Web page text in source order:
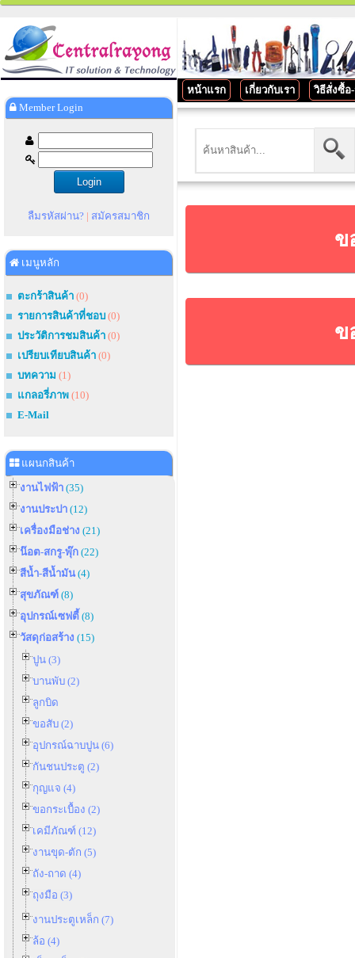
Member Login
ลืมรหัสผ่าน? | สมัครสมาชิก
เมนูหลัก
ตะกร้าสินค้า (0)
รายการสินค้าที่ชอบ (0)
ประวัติการชมสินค้า (0)
เปรียบเทียบสินค้า (0)
บทความ (1)
แกลอรี่ภาพ (10)
E-Mail
แผนกสินค้า
งานไฟฟ้า (35)
งานประปา (12)
เครื่องมือช่าง (21)
น๊อต-สกรู-พุ๊ก (22)
สีน้ำ-สีน้ำมัน(4)
สุขภัณฑ์ (8)
อุปกรณ์เซฟตี้ (8)
วัสดุก่อสร้าง (15)
ปูน (3)
บานพับ (2)
ลูกบิด
ขอสับ (2)
อุปกรณ์ฉาบปูน (6)
กันชนประตู (2)
กุญแจ (4)
ขอกระเบื้อง (2)
เคมีภัณฑ์ (12)
งานขุด-ตัก (5)
ถัง-ถาด (4)
ถุงมือ (3)
งานประตูเหล็ก (7)
ล้อ (4)
หน้าแรก เกี่ยวกับเรา วิธีสั่งซื้อ
ข
ข